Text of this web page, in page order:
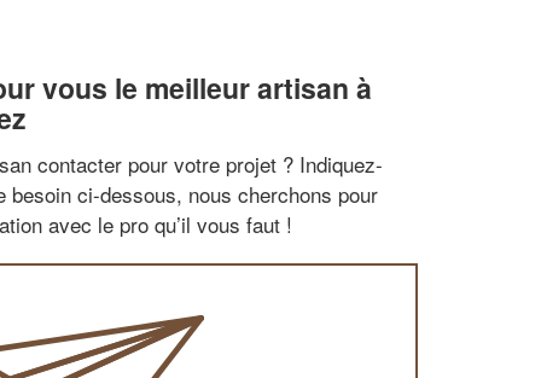
vous le meilleur artisan à
contacter pour votre projet ? Indiquez-
besoin ci-dessous, nous cherchons pour
avec le pro qu’il vous faut !